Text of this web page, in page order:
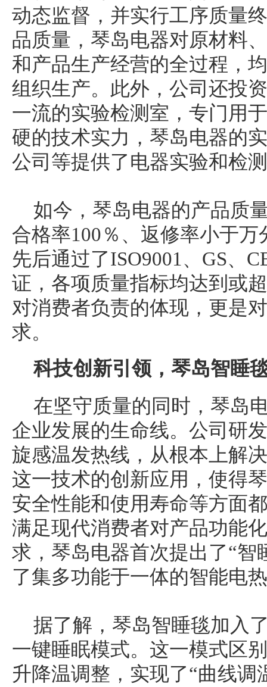
动态监督，并实行工序质量
品质量，琴岛电器对原材料
和产品生产经营的全过程，
组织生产。此外，公司还投
一流的实验检测室，专门用
硬的技术实力，琴岛电器的
公司等提供了电器实验和检
如今，琴岛电器的产品质
合格率100％、返修率小于
先后通过了ISO9001、GS、
证，各项质量指标均达到或
对消费者负责的体现，更是
求。
科技创新引领，琴岛智睡
在坚守质量的同时，琴岛
企业发展的生命线。公司研
旋感温发热线，从根本上解
这一技术的创新应用，使得
安全性能和使用寿命等方面
满足现代消费者对产品功能
求，琴岛电器首次提出了“智
了集多功能于一体的智能电
据了解，琴岛智睡毯加入
一键睡眠模式。这一模式区
升降温调整，实现了“曲线调